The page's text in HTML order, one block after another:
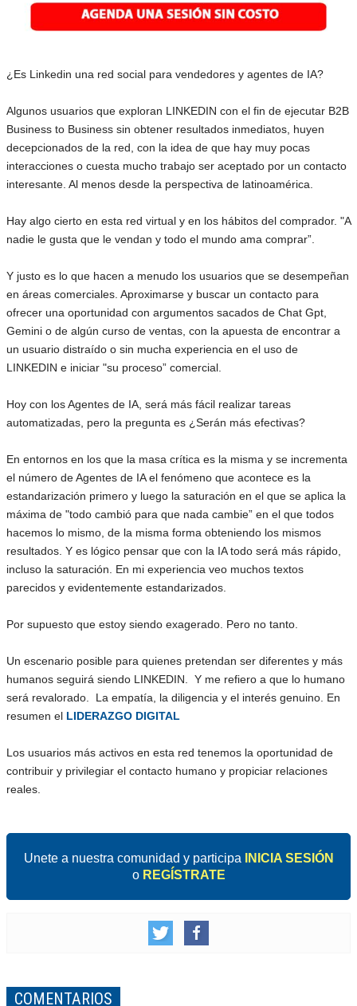
¿Es Linkedin una red social para vendedores y agentes de IA?
Algunos usuarios que exploran LINKEDIN con el fin de ejecutar B2B
Business to Business sin obtener resultados inmediatos, huyen
decepcionados de la red, con la idea de que hay muy pocas
interacciones o cuesta mucho trabajo ser aceptado por un contacto
interesante. Al menos desde la perspectiva de latinoamérica.
Hay algo cierto en esta red virtual y en los hábitos del comprador. "A
nadie le gusta que le vendan y todo el mundo ama comprar”.
Y justo es lo que hacen a menudo los usuarios que se desempeñan
en áreas comerciales. Aproximarse y buscar un contacto para
ofrecer una oportunidad con argumentos sacados de Chat Gpt,
Gemini o de algún curso de ventas, con la apuesta de encontrar a
un usuario distraído o sin mucha experiencia en el uso de
LINKEDIN e iniciar "su proceso” comercial.
Hoy con los Agentes de IA, será más fácil realizar tareas
automatizadas, pero la pregunta es ¿Serán más efectivas?
En entornos en los que la masa crítica es la misma y se incrementa
el número de Agentes de IA el fenómeno que acontece es la
estandarización primero y luego la saturación en el que se aplica la
máxima de "todo cambió para que nada cambie” en el que todos
hacemos lo mismo, de la misma forma obteniendo los mismos
resultados. Y es lógico pensar que con la IA todo será más rápido,
incluso la saturación. En mi experiencia veo muchos textos
parecidos y evidentemente estandarizados.
Por supuesto que estoy siendo exagerado. Pero no tanto.
Un escenario posible para quienes pretendan ser diferentes y más
humanos seguirá siendo LINKEDIN. Y me refiero a que lo humano
será revalorado. La empatía, la diligencia y el interés genuino. En
resumen el LIDERAZGO DIGITAL
Los usuarios más activos en esta red tenemos la oportunidad de
contribuir y privilegiar el contacto humano y propiciar relaciones
reales.
Unete a nuestra comunidad y participa
INICIA SESIÓN
o REGÍSTRATE
COMENTARIOS